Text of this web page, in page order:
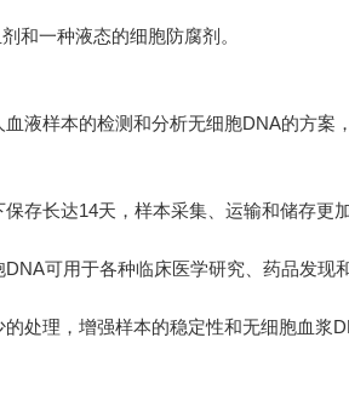
和一种液态的细胞防腐剂。
液样本的检测和分析无细胞DNA的方案
存长达14天，样本采集、运输和储存更加
可用于各种临床医学研究、药品发现
处理，增强样本的稳定性和无细胞血浆